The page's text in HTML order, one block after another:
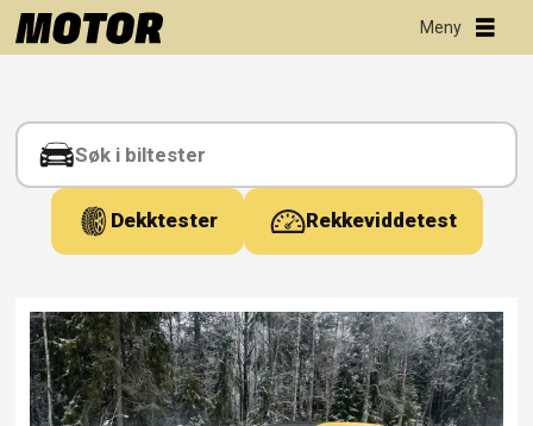
Tag:
sjåførsete
Dekktester Rekkeviddetest